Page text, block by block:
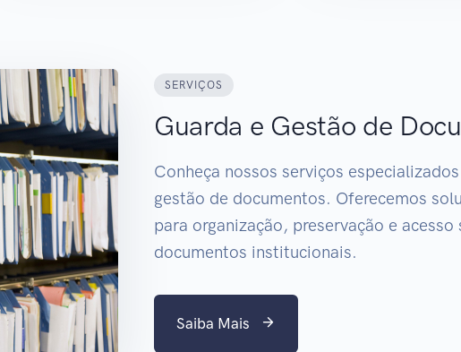
SERVIÇOS
Guarda e Gestão de
Conheça nossos serviços
gestão de documentos. Oferecemos
para organização, preservação e acesso
documentos institucionais.
Saiba Mais